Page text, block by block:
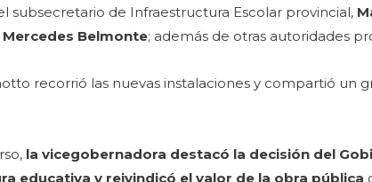
subsecretario de Infraestructura Escolar provincial,
Mercedes Belmonte; además de otras autoridades
recorrió las nuevas instalaciones y compartió un
la vicegobernadora destacó la decisión del
educativa y reivindicó el valor de la obra pública